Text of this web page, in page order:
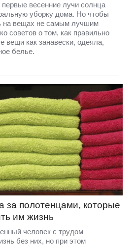
весенние лучи солнца
уборку дома. Но чтобы
на вещах не самым лучшим
советов о том, как правильно
вещи как занавески, одеяла,
белье.
за полотенцами, которые
им жизнь
человек с трудом
без них, но при этом